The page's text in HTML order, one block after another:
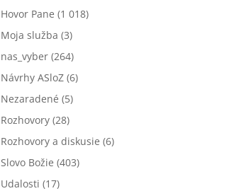
Hovor Pane (1 018)
Moja služba (3)
nas_vyber (264)
Návrhy ASloZ (6)
Nezaradené (5)
Rozhovory (28)
Rozhovory a diskusie (6)
Slovo Božie (403)
Udalosti (17)